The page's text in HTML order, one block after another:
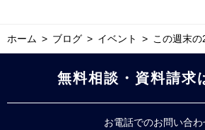
ホーム ブログ イベント この週末
無料相談・資料請求
お電話でのお問い合わ